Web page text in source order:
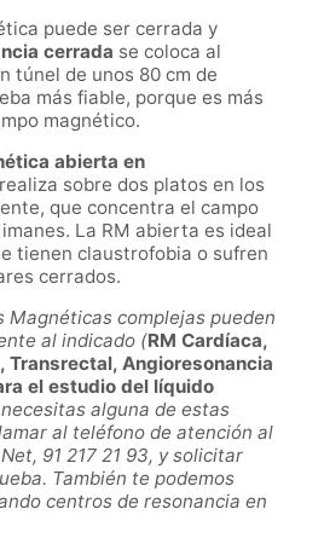
puede ser cerrada y
cerrada se coloca al
túnel de unos 80 cm de
más fiable, porque es más
magnético.
abierta en
sobre dos platos en los
que concentra el campo
La RM abierta es ideal
tienen claustrofobia o sufren
cerrados.
Magnéticas complejas pueden
al indicado (RM Cardíaca,
Transrectal, Angioresonancia
el estudio del líquido
alguna de estas
al teléfono de atención al
91 217 21 93, y solicitar
También te podemos
centros de resonancia en